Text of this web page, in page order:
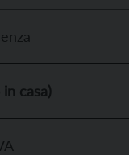
casa)